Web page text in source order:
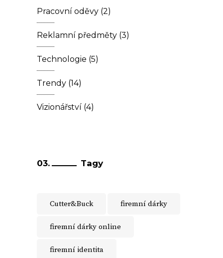
Pracovní oděvy (2)
Reklamní předměty (3)
Technologie (5)
Trendy (14)
Vizionářství (4)
Tagy
Cutter&Buck firemní dárky
firemní dárky online
firemní identita